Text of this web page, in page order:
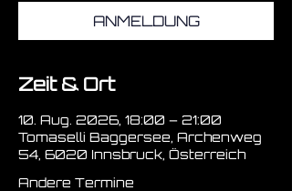
ANMELDUNG
Zeit & Ort
10. Aug. 2026, 18:00 – 21:00
Tomaselli Baggersee, Archenweg
54, 6020 Innsbruck, Österreich
Andere Termine